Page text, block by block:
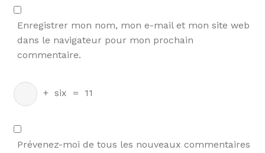
Enregistrer mon nom, mon e-mail et mon site web
dans le navigateur pour mon prochain
commentaire.
+ six = 11
Prévenez-moi de tous les nouveaux commentaires